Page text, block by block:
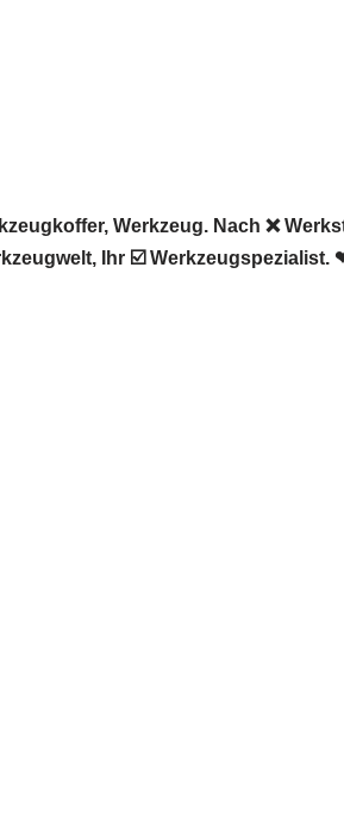
Werkzeug. Nach ❌
Ihr ☑️ Werkzeugspezialist.